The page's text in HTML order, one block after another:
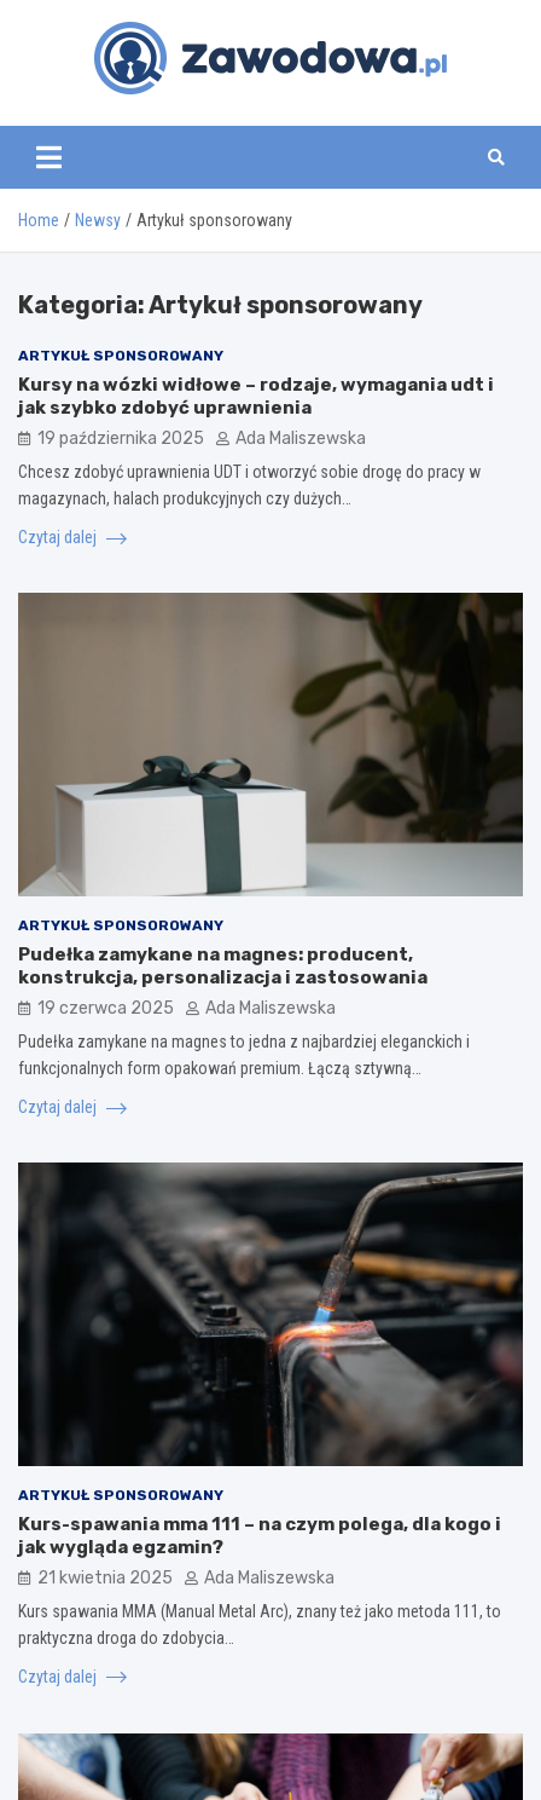
zawodowa.pl
Home Newsy Artykuł sponsorowany
Kategoria:Artykuł sponsorowany
ARTYKUŁ SPONSOROWANY
Kursy na wózki widłowe – rodzaje, wymagania udt i
jak szybko zdobyć uprawnienia
19 października 2025 Ada Maliszewska
Chcesz zdobyć uprawnienia UDT i otworzyć sobie drogę do pracy w
magazynach, halach produkcyjnych czy dużych…
Czytaj dalej
ARTYKUŁ SPONSOROWANY
Pudełka zamykane na magnes: producent,
konstrukcja, personalizacja i zastosowania
19 czerwca 2025 Ada Maliszewska
Pudełka zamykane na magnes to jedna z najbardziej eleganckich i
funkcjonalnych form opakowań premium. Łączą sztywną…
Czytaj dalej
ARTYKUŁ SPONSOROWANY
Kurs-spawania mma 111 – na czym polega, dla kogo i
jak wygląda egzamin?
21 kwietnia 2025 Ada Maliszewska
Kurs spawania MMA (Manual Metal Arc), znany też jako metoda 111, to
praktyczna droga do zdobycia…
Czytaj dalej